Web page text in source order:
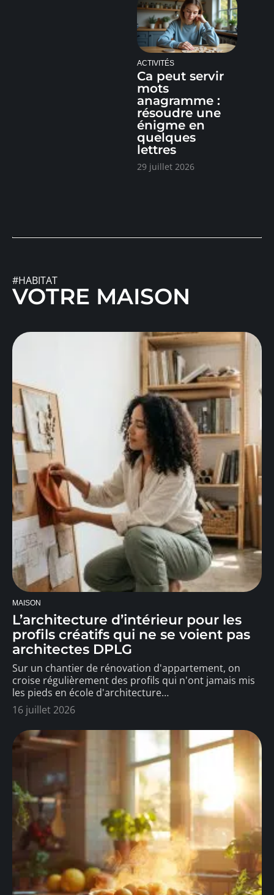
ACTIVITÉS
Ca peut servir
mots
anagramme :
résoudre une
énigme en
quelques
lettres
29 juillet 2026
#HABITAT
VOTRE MAISON
MAISON
L’architecture d’intérieur pour les
profils créatifs qui ne se voient pas
architectes DPLG
Sur un chantier de rénovation d'appartement, on
croise régulièrement des profils qui n'ont jamais mis
les pieds en école d'architecture…
16 juillet 2026